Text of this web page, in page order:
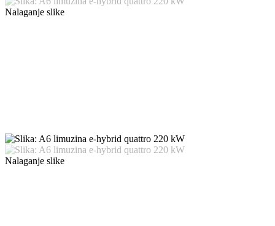
Nalaganje slike
Nalaganje slike